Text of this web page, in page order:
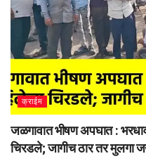
क्राईम
जळगावात भीषण अपघात :
चिरडले; जागीच ठार तर मुलगा